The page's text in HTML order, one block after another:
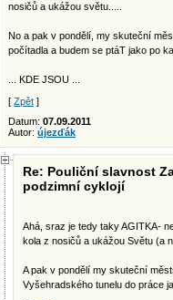
nosičů a ukážou světu.....
No a pak v pondělí, my skuteční
počítadla a budem se ptáT jako po
... KDE JSOU ...
[ Zpět ]
Datum: 07.09.2011
Autor: újezďák
Re: Pouliční slavnost
podzimní cyklojí
Ahá, sraz je tedy taky AGITKA-
kola z nosičů a ukážou Světu (a
A pak v pondělí my skuteční
Vyšehradského tunelu do práce